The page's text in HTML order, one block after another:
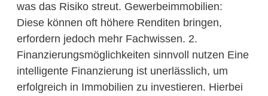
was das Risiko streut. Gewerbeimmobilien:
Diese können oft höhere Renditen bringen,
erfordern jedoch mehr Fachwissen. 2.
Finanzierungsmöglichkeiten sinnvoll nutzen Eine
intelligente Finanzierung ist unerlässlich, um
erfolgreich in Immobilien zu investieren. Hierbei